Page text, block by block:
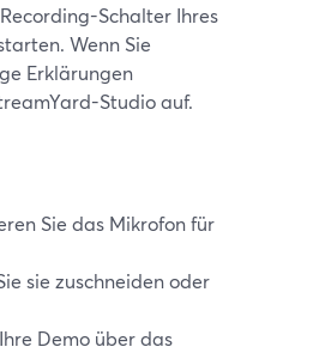
Schalter Ihres
Wenn Sie
Erklärungen
Studio auf.
Sie das Mikrofon für
sie zuschneiden oder
Demo über das